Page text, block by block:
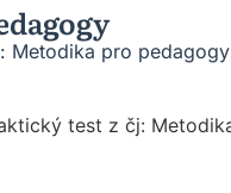
Metodika pro pedagogy